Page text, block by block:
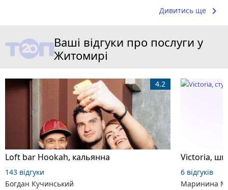
Дивитись ще keyboard_arrow_right
Ваші відгуки про послуги у
Житомирі
Loft bar Hookah, кальянна
4.2
143 відгуки
Богдан Кучинський
6 відгуків
Маринина